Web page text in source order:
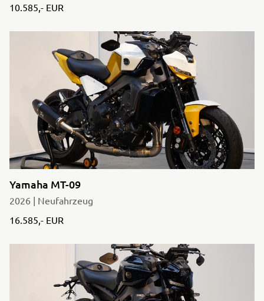
10.585,- EUR
Yamaha MT-09
2026 | Neufahrzeug
16.585,- EUR